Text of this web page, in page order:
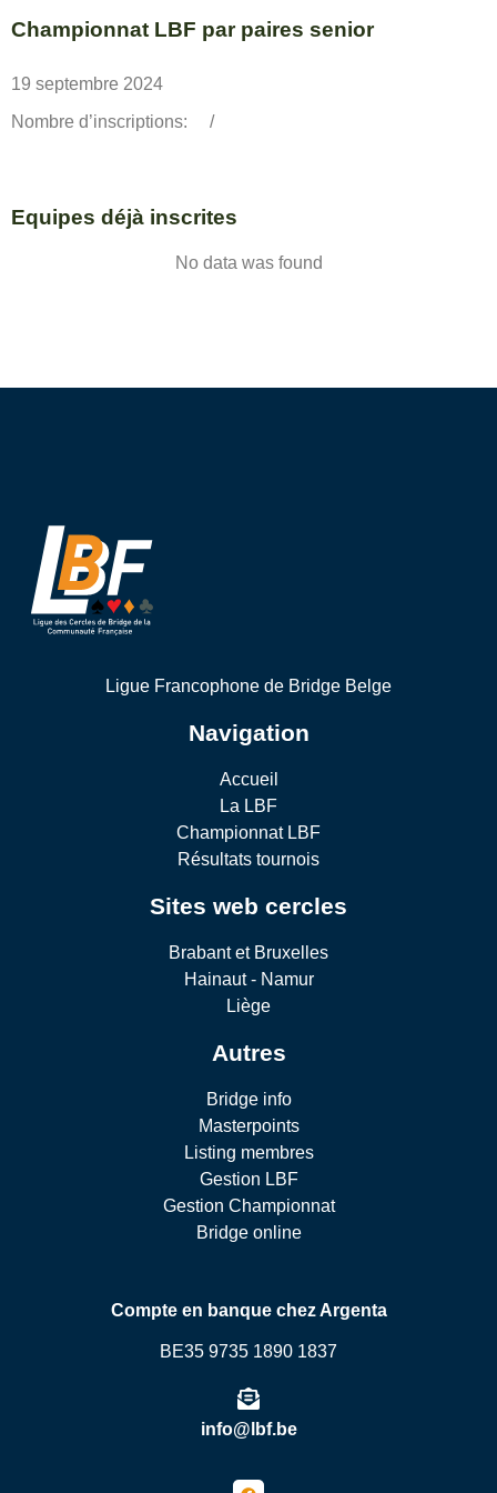
Championnat LBF par paires senior
19 septembre 2024
Nombre d’inscriptions:
/
Equipes déjà inscrites
No data was found
Ligue Francophone de Bridge Belge
Navigation
Accueil
La LBF
Championnat LBF
Résultats tournois
Sites web cercles
Brabant et Bruxelles
Hainaut - Namur
Liège
Autres
Bridge info
Masterpoints
Listing membres
Gestion LBF
Gestion Championnat
Bridge online
Compte en banque chez Argenta
BE35 9735 1890 1837
info@lbf.be